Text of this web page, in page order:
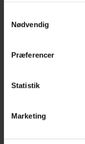
Nødvendig
Præferencer
Statistik
Marketing